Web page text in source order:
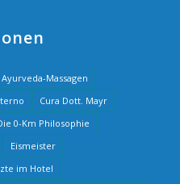
Ayurveda-Massagen
Cura Dott. Mayr
0-Km Philosophie
Eismeister
im Hotel